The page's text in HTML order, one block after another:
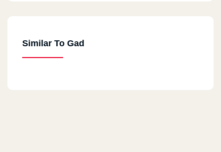
Similar To Gad